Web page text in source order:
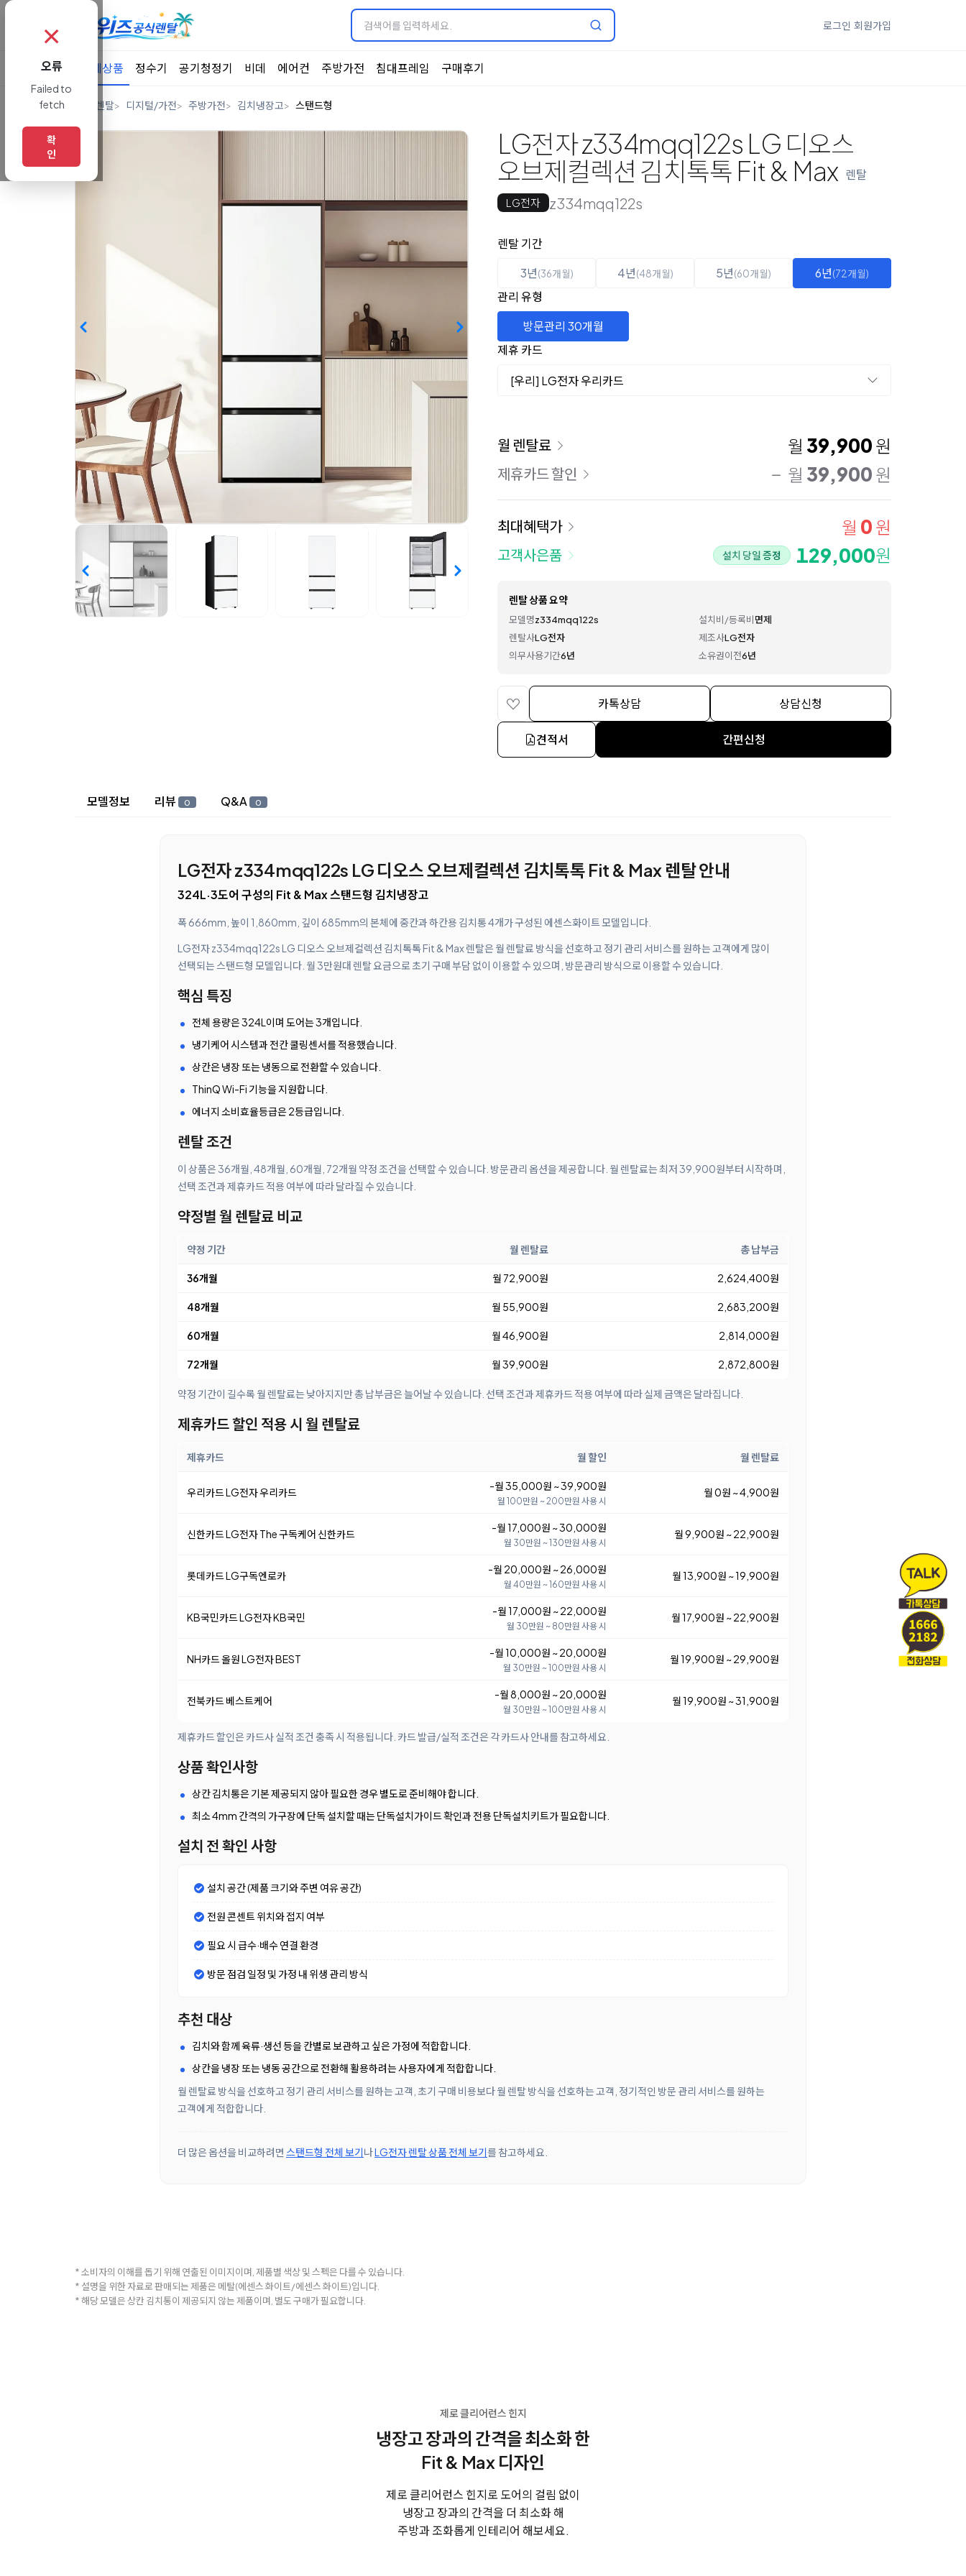
로그인 회원가입
전체상품 정수기 공기청정기 비데 에어컨 주방가전 침대프레임 구매후기
렌탈 디지털/가전 주방가전 김치냉장고 스탠드형
LG전자 z334mqq122s LG 디오스
오브제컬렉션 김치톡톡 Fit & Max 렌탈
LG전자 z334mqq122s
옵션 선택
렌탈 선택
렌탈 기간
3년(36개월) 4년(48개월) 5년(60개월) 6년(72개월)
관리 유형
방문관리 30개월
제휴 카드
[우리] LG전자 우리카드
이용 요금
월 렌탈료 월 39,900 원
제휴카드 할인 월 39,900 원
최대혜택가 월 0 원
고객사은품 설치 당일 증정 129,000원
렌탈 상품 요약
모델명z334mqq122s 설치비/등록비면제
렌탈사LG전자 제조사LG전자
의무사용기간6년 소유권이전6년
카톡상담 상담신청
견적서 간편신청
상세 정보
모델정보 리뷰 0 Q&A 0
LG전자 z334mqq122s LG 디오스 오브제컬렉션 김치톡톡 Fit & Max 렌탈 안내
324L·3도어 구성의 Fit & Max 스탠드형 김치냉장고
폭 666mm, 높이 1,860mm, 깊이 685mm의 본체에 중칸과 하칸용 김치통 4개가 구성된 에센스화이트 모델입니다.
LG전자 z334mqq122s LG 디오스 오브제컬렉션 김치톡톡 Fit & Max 렌탈은 월 렌탈료 방식을 선호하고 정기 관리 서비스를 원하는 고객에게 많이
선택되는 스탠드형 모델입니다. 월 3만원대 렌탈 요금으로 초기 구매 부담 없이 이용할 수 있으며, 방문관리 방식으로 이용할 수 있습니다.
핵심 특징
전체 용량은 324L이며 도어는 3개입니다.
냉기케어 시스템과 전칸 쿨링센서를 적용했습니다.
상칸은 냉장 또는 냉동으로 전환할 수 있습니다.
ThinQ Wi-Fi 기능을 지원합니다.
에너지 소비효율등급은 2등급입니다.
렌탈 조건
이 상품은 36개월, 48개월, 60개월, 72개월 약정 조건을 선택할 수 있습니다. 방문관리 옵션을 제공합니다. 월 렌탈료는 최저 39,900원부터 시작하며,
선택 조건과 제휴카드 적용 여부에 따라 달라질 수 있습니다.
약정별 월 렌탈료 비교
약정 기간 월 렌탈료 총 납부금
36개월 월 72,900원 2,624,400원
48개월 월 55,900원 2,683,200원
60개월 월 46,900원 2,814,000원
72개월 월 39,900원 2,872,800원
약정 기간이 길수록 월 렌탈료는 낮아지지만 총 납부금은 늘어날 수 있습니다. 선택 조건과 제휴카드 적용 여부에 따라 실제 금액은 달라집니다.
제휴카드 할인 적용 시 월 렌탈료
제휴카드 월 할인 월 렌탈료
우리카드 LG전자 우리카드 -월 35,000원 ~ 39,900원
월 100만원 ~ 200만원 사용 시
월 0원 ~ 4,900원
신한카드 LG전자 The 구독케어 신한카드 -월 17,000원 ~ 30,000원
월 30만원 ~ 130만원 사용 시
월 9,900원 ~ 22,900원
롯데카드 LG구독엔로카 -월 20,000원 ~ 26,000원
월 40만원 ~ 160만원 사용 시
월 13,900원 ~ 19,900원
KB국민카드 LG전자 KB국민 -월 17,000원 ~ 22,000원
월 30만원 ~ 80만원 사용 시
월 17,900원 ~ 22,900원
NH카드 올원 LG전자 BEST -월 10,000원 ~ 20,000원
월 30만원 ~ 100만원 사용 시
월 19,900원 ~ 29,900원
전북카드 베스트케어 -월 8,000원 ~ 20,000원
월 30만원 ~ 100만원 사용 시
월 19,900원 ~ 31,900원
제휴카드 할인은 카드사 실적 조건 충족 시 적용됩니다. 카드 발급/실적 조건은 각 카드사 안내를 참고하세요.
상품 확인사항
상칸 김치통은 기본 제공되지 않아 필요한 경우 별도로 준비해야 합니다.
최소 4mm 간격의 가구장에 단독 설치할 때는 단독설치가이드 확인과 전용 단독설치키트가 필요합니다.
설치 전 확인 사항
설치 공간 (제품 크기와 주변 여유 공간)
전원 콘센트 위치와 접지 여부
필요 시 급수·배수 연결 환경
방문 점검 일정 및 가정 내 위생 관리 방식
추천 대상
김치와 함께 육류·생선 등을 칸별로 보관하고 싶은 가정에 적합합니다.
상칸을 냉장 또는 냉동 공간으로 전환해 활용하려는 사용자에게 적합합니다.
월 렌탈료 방식을 선호하고 정기 관리 서비스를 원하는 고객, 초기 구매 비용보다 월 렌탈 방식을 선호하는 고객, 정기적인 방문 관리 서비스를 원하는
고객에게 적합합니다.
더 많은 옵션을 비교하려면 스탠드형 전체 보기나LG전자 렌탈 상품 전체 보기를 참고하세요.
* 소비자의 이해를 돕기 위해 연출된 이미지이며, 제품별 색상 및 스펙은 다를 수 있습니다.
* 설명을 위한 자료로 판매되는 제품은 메탈(에센스 화이트/에센스 화이트)입니다.
* 해당 모델은 상칸 김치통이 제공되지 않는 제품이며, 별도 구매가 필요합니다.
제로 클리어런스 힌지
냉장고 장과의 간격을최소화 한
Fit & Max 디자인
제로 클리어런스 힌지로 도어의 걸림 없이
냉장고 장과의 간격을 더 최소화 해
주방과 조화롭게 인테리어 해보세요.
✗
오류
Failed to
fetch
확
인